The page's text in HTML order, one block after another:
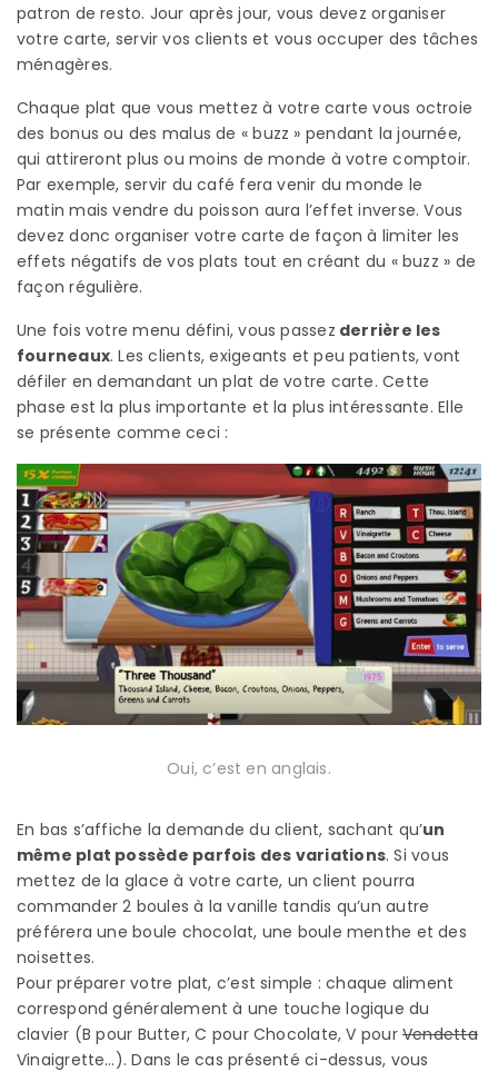
patron de resto. Jour après jour, vous devez organiser
votre carte, servir vos clients et vous occuper des tâches
ménagères.
Chaque plat que vous mettez à votre carte vous octroie
des bonus ou des malus de « buzz » pendant la journée,
qui attireront plus ou moins de monde à votre comptoir.
Par exemple, servir du café fera venir du monde le
matin mais vendre du poisson aura l’effet inverse. Vous
devez donc organiser votre carte de façon à limiter les
effets négatifs de vos plats tout en créant du « buzz » de
façon régulière.
Une fois votre menu défini, vous passez derrière les
fourneaux. Les clients, exigeants et peu patients, vont
défiler en demandant un plat de votre carte. Cette
phase est la plus importante et la plus intéressante. Elle
se présente comme ceci :
Oui, c’est en anglais.
En bas s’affiche la demande du client, sachant qu’un
même plat possède parfois des variations. Si vous
mettez de la glace à votre carte, un client pourra
commander 2 boules à la vanille tandis qu’un autre
préférera une boule chocolat, une boule menthe et des
noisettes.
Pour préparer votre plat, c’est simple : chaque aliment
correspond généralement à une touche logique du
clavier (B pour Butter, C pour Chocolate, V pourVendetta
Vinaigrette…). Dans le cas présenté ci-dessus, vous